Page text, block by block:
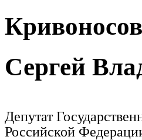
Кривоносов
Сергей
Депутат
Российской